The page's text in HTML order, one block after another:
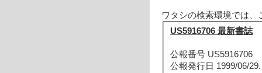
ワタシの検索環境では
US5916706 最新書誌※
公報番号 US5916706
公報発行日 1999/06/